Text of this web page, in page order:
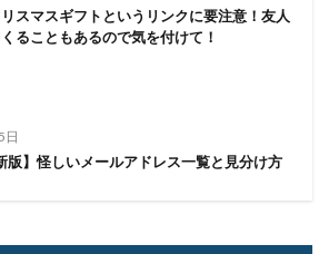
スマスギフトというリンクに要注意！友人
ることもあるので気を付けて！
日
版】怪しいメールアドレス一覧と見分け方